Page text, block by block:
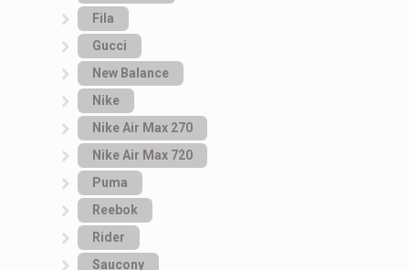
Fila
Gucci
New Balance
Nike
Nike Air Max 270
Nike Air Max 720
Puma
Reebok
Rider
Saucony